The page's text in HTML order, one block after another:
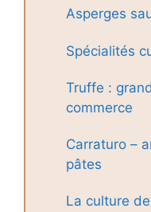
Asperges
Spécialités
Truffe :
commerce
Carraturo –
pâtes
La culture